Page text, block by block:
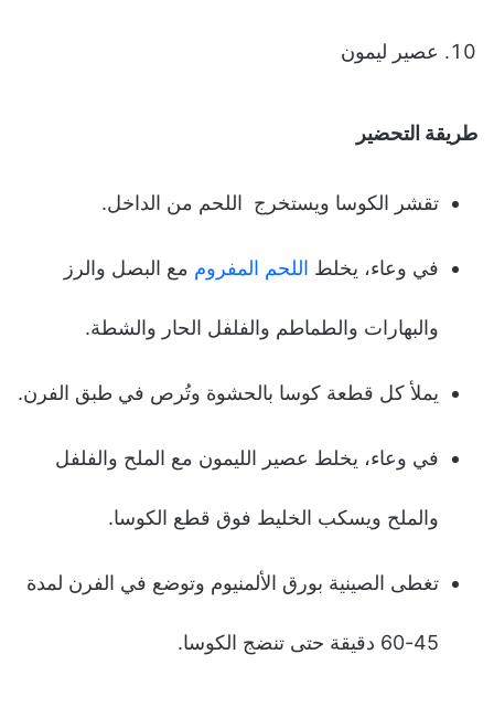
عصير ليمون
طريقة التحضير
تقشر الكوسا ويستخرج اللحم من الداخل.
في وعاء، يخلط اللحم المفروم مع البصل والرز
والبهارات والطماطم والفلفل الحار والشطة.
يملأ كل قطعة كوسا بالحشوة وتُرص في طبق الفرن.
في وعاء، يخلط عصير الليمون مع الملح والفلفل
والملح ويسكب الخليط فوق قطع الكوسا.
تغطى الصينية بورق الألمنيوم وتوضع في الفرن لمدة
45-60 دقيقة حتى تنضج الكوسا.